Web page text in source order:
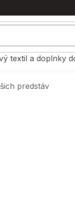
textil a doplnky
predstáv